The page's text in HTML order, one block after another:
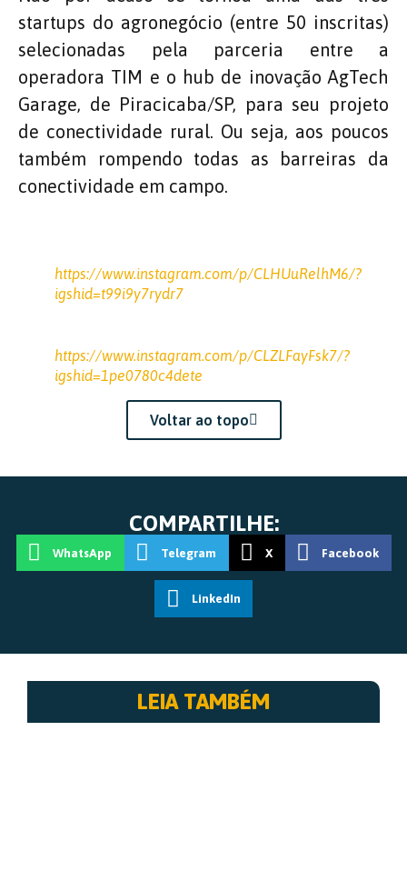
startups do agronegócio (entre 50 inscritas)
selecionadas pela parceria entre a
operadora TIM e o hub de inovação AgTech
Garage, de Piracicaba/SP, para seu projeto
de conectividade rural. Ou seja, aos poucos
também rompendo todas as barreiras da
conectividade em campo.
https://www.instagram.com/p/CLHUuRelhM6/?
igshid=t99i9y7rydr7
https://www.instagram.com/p/CLZLFayFsk7/?
igshid=1pe0780c4dete
Voltar ao topo
COMPARTILHE:
WhatsApp Telegram X Facebook
LinkedIn
LEIA TAMBÉM